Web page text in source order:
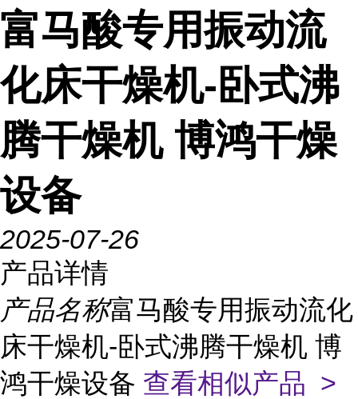
富马酸专用振动流
化床干燥机-卧式沸
腾干燥机 博鸿干燥
设备
2025-07-26
产品详情
产品名称富马酸专用振动流化
床干燥机-卧式沸腾干燥机 博
鸿干燥设备 查看相似产品 >